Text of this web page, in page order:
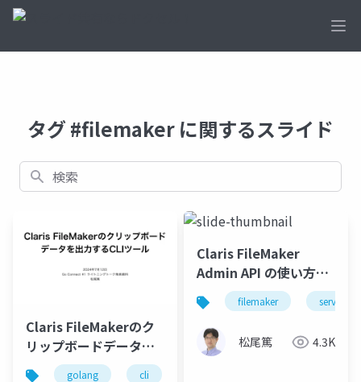
タグ #filemaker に関するスライド
検索
Claris FileMakerのク
リップボードデータを
出力するCLIツール
golang cli
Claris FileMaker
Admin API の使い方と
最新情報filemaker server
松尾篤 4.3K